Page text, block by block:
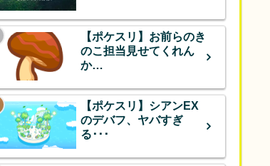
【ポケスリ】お前らのき
のこ担当見せてくれん
か…
【ポケスリ】シアンEX
のデバフ、ヤバすぎ
る･･･